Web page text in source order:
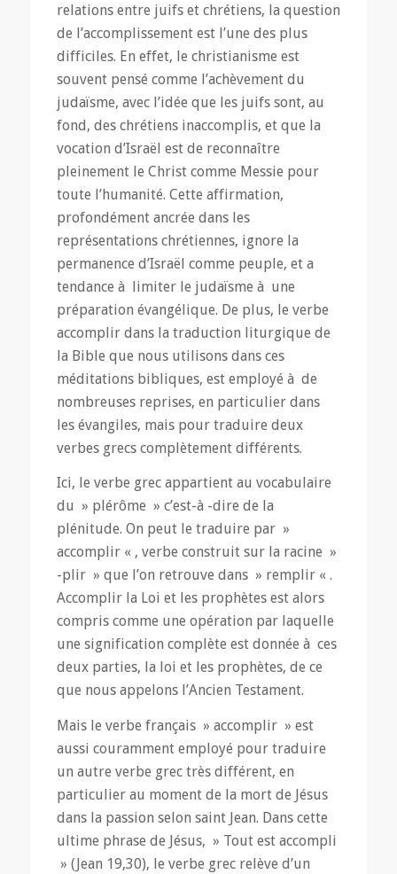
relations entre juifs et chrétiens, la question
de l’accomplissement est l’une des plus
difficiles. En effet, le christianisme est
souvent pensé comme l’achèvement du
judaïsme, avec l’idée que les juifs sont, au
fond, des chrétiens inaccomplis, et que la
vocation d’Israël est de reconnaître
pleinement le Christ comme Messie pour
toute l’humanité. Cette affirmation,
profondément ancrée dans les
représentations chrétiennes, ignore la
permanence d’Israël comme peuple, et a
tendance à limiter le judaïsme à une
préparation évangélique. De plus, le verbe
accomplir dans la traduction liturgique de
la Bible que nous utilisons dans ces
méditations bibliques, est employé à de
nombreuses reprises, en particulier dans
les évangiles, mais pour traduire deux
verbes grecs complètement différents.
Ici, le verbe grec appartient au vocabulaire
du » plérôme » c’est-à -dire de la
plénitude. On peut le traduire par »
accomplir « , verbe construit sur la racine »
-plir » que l’on retrouve dans » remplir « .
Accomplir la Loi et les prophètes est alors
compris comme une opération par laquelle
une signification complète est donnée à ces
deux parties, la loi et les prophètes, de ce
que nous appelons l’Ancien Testament.
Mais le verbe français » accomplir » est
aussi couramment employé pour traduire
un autre verbe grec très différent, en
particulier au moment de la mort de Jésus
dans la passion selon saint Jean. Dans cette
ultime phrase de Jésus, » Tout est accompli
» (Jean 19,30), le verbe grec relève d’un